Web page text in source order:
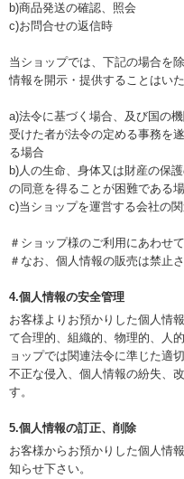
b)商品発送の確認、照会
c)お問合せの返信時
当ショップでは、下記の場合を
情報を開示・提供することはいた
a)法令に基づく場合、及び国の
受けた者が法令の定める事務を
る場合
b)人の生命、身体又は財産の保
の同意を得ることが困難である
c)当ショップを運営する会社の
＃ショップ様のご利用にあわせ
＃なお、個人情報の販売は禁止
4.個人情報の安全管理
お客様よりお預かりした個人情
て合理的、組織的、物理的、人
ョップでは関連法令に準じた適
不正な侵入、個人情報の紛失、
す。
5.個人情報の訂正、削除
お客様からお預かりした個人情
知らせ下さい。